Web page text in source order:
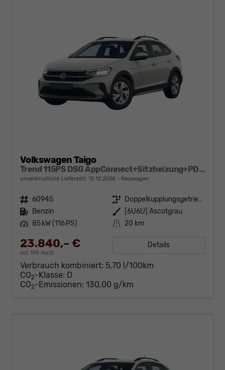
Volkswagen Taigo
Trend 115PS DSG AppConnect+Sitzheizung+PDC+Alu16+LED+DAB+FrontAssist
unverbindliche Lieferzeit: 15.12.2026 Neuwagen
Fahrzeugnr. 60945 Getriebe
Doppelkupplungsgetriebe (DSG)
Kraftstoff Benzin Außenfarbe
[6U6U] Ascotgrau
Leistung 85 kW (116 PS) Kilometerstand 20 km
23.840,– €
incl. 19% MwSt.
Details
Verbrauch kombiniert: 5,70 l/100km
CO2-Klasse: D
CO2-Emissionen: 130,00 g/km